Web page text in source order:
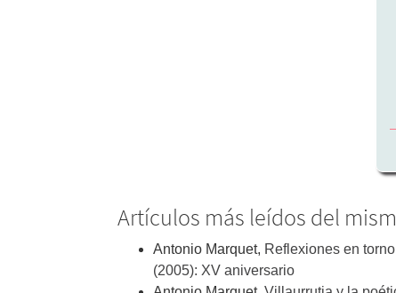
Artículos más leídos del
Antonio Marquet, Reflexiones en
(2005): XV aniversario